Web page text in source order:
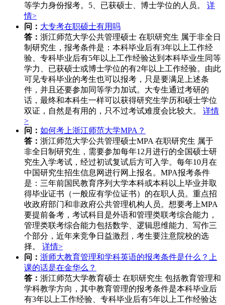
等学力身份报考。5、已获硕士、博士学位的人员。 详
情>
问： 大专考在职硕士有用吗
答： 浙江师范大学公共管理硕士 在职研究生 属于非全日
制研究生，报考条件是：本科毕业后有3年以上工作经
验、专科毕业后有5年以上工作经验达到本科毕业生同等
学力、已获硕士或博士学位的有2年以上工作经验。由此
可见专科毕业的考生也可以报考，只是要满足上述条
件，并且还要参加同等学力加试。大专生通过考研的
话，最终和本科生一样可以获得研究生学历和硕士学位
双证，自然是有用的，只不过考试难度会比较大。 详情
>
问： 如何考上浙江师范大学MPA？
答： 浙江师范大学公共管理硕士MPA 在职研究生 属于
非全日制研究生，需要参加每年12月进行的全国硕士研
究生入学考试，经过初试复试后方可入学。每年10月在
中国研究生招生信息网进行网上报名。MPA报考条件
是：三年前国民教育序列大学本科或本科以上毕业并取
得毕业证书（一般应有学位证书）的在职人员。重点招
收政府部门和非政府公共管理机构人员。想要考上MPA
要提前备考，考试科目是外语和管理类联考综合能力，
管理类联考综合能力包括数学、逻辑思维能力、写作三
个部分，近年来竞争日益激烈，考生要注意院校的选
择。 详情>
问： 浙师大教育管理和学科英语的报考条件是什么？上
课的话是在金华么？
答： 浙江师范大学教育硕士 在职研究生 包括教育管理和
学科教学方向，其中教育管理的报考条件是本科毕业后
有3年以上工作经验、专科毕业后有5年以上工作经验达